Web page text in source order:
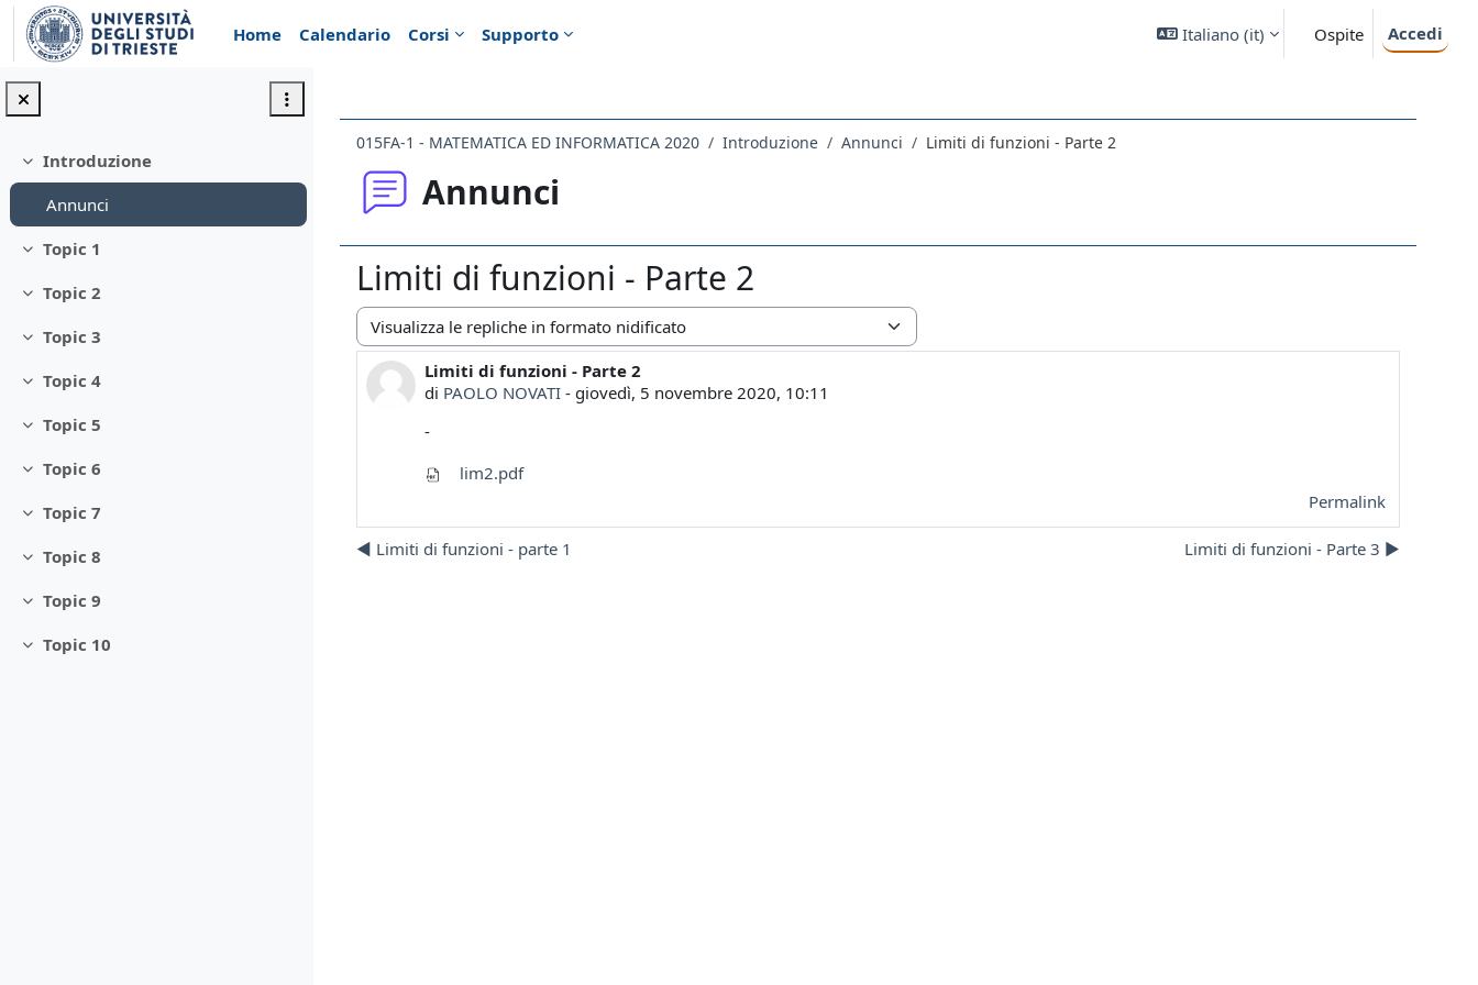
Vai al contenuto principale
Home
Calendario Corsi Supporto Italiano ‎(it)‎ Ospite Accedi
Minimizza
Introduzione
Annunci
Minimizza
Topic 1
Minimizza
Topic 2
Minimizza
Topic 3
Minimizza
Topic 4
Minimizza
Topic 5
Minimizza
Topic 6
Minimizza
Topic 7
Minimizza
Topic 8
Minimizza
Topic 9
Minimizza
Topic 10
015FA-1 - MATEMATICA ED INFORMATICA 2020 Introduzione Annunci Limiti di funzioni - Parte 2
Annunci
Limiti di funzioni - Parte 2
Modalità visualizzazione
Limiti di funzioni - Parte 2
di PAOLO NOVATI - giovedì, 5 novembre 2020, 10:11
Numero di risposte: 0
-
lim2.pdf
Permalink
◀︎ Limiti di funzioni - parte 1 Limiti di funzioni - Parte 3 ▶︎